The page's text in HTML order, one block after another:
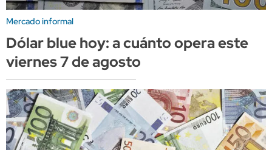
Mercado informal
Dólar blue hoy: a cuánto opera este
viernes 7 de agosto